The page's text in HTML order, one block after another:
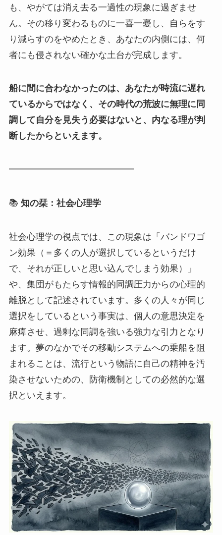
も、やがては消え去る一過性の現象に過ぎませ
ん。その移り変わるものに一喜一憂し、自らをす
り減らすのをやめたとき、あなたの内側には、何
者にも侵されない確かな土台が完成します。
船に間に合わなかったのは、あなたが時流に遅れ
ているからではなく、その時代の荒波に無理に同
調して自分を見失う必要はないと、内なる理が判
断したからといえます。
━━━━━━━━━━━━━━
📚 知の栞：社会心理学
社会心理学の視点では、この現象は「バンドワゴ
ン効果（＝多くの人が選択しているというだけ
で、それが正しいと思い込んでしまう効果）」
や、集団がもたらす情報的同調圧力からの心理的
離脱として記述されています。多くの人々が同じ
選択をしているという事実は、個人の意思決定を
麻痺させ、過剰な同調を強いる強力な引力となり
ます。夢のなかでその移動システムへの乗船を阻
まれることは、流行という物語に自己の精神を汚
染させないための、防衛機制としての必然的な選
択といえます。